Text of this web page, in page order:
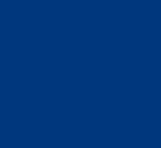
VIE